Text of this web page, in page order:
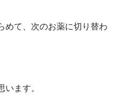
めて、次のお薬に切り替わ
ます。